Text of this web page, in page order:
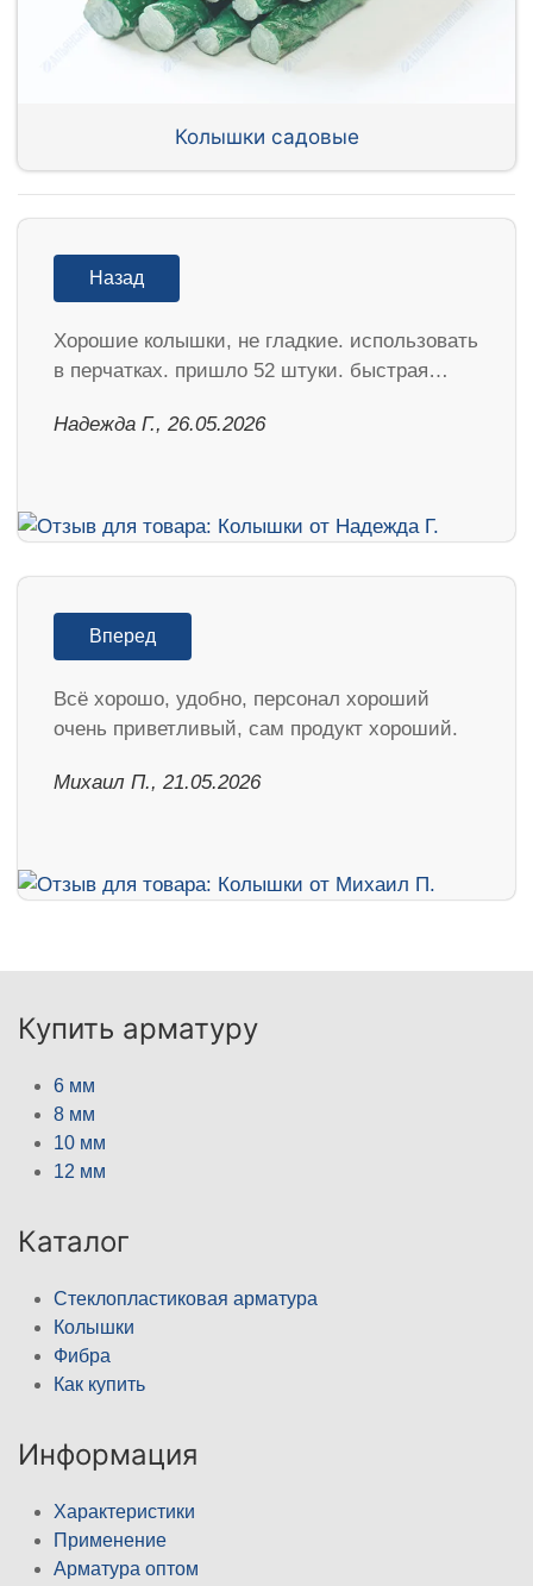
Колышки садовые
Назад
Хорошие колышки, не гладкие. использовать
в перчатках. пришло 52 штуки. быстрая…
Надежда Г., 26.05.2026
Вперед
Всё хорошо, удобно, персонал хороший
очень приветливый, сам продукт хороший.
Михаил П., 21.05.2026
Купить арматуру
6 мм
8 мм
10 мм
12 мм
Каталог
Стеклопластиковая арматура
Колышки
Фибра
Как купить
Информация
Характеристики
Применение
Арматура оптом